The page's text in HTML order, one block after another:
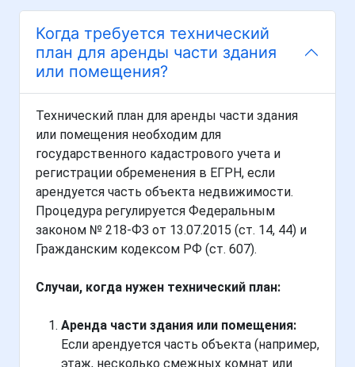
Когда требуется технический
план для аренды части здания
или помещения?
Технический план для аренды части здания
или помещения необходим для
государственного кадастрового учета и
регистрации обременения в ЕГРН, если
арендуется часть объекта недвижимости.
Процедура регулируется Федеральным
законом № 218-ФЗ от 13.07.2015 (ст. 14, 44) и
Гражданским кодексом РФ (ст. 607).
Случаи, когда нужен технический план:
Аренда части здания или помещения:
Если арендуется часть объекта (например,
этаж, несколько смежных комнат или